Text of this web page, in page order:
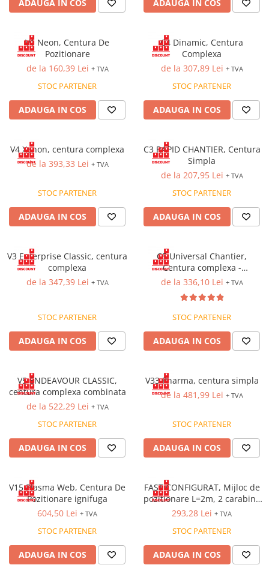
Tricouri si bluze reflectorizante (HI-
Fesuri, capisoane si sepci
reflectorizante (HI-VIS)
Accesorii reflectorizante (HI-VIS)
Îmbrăcăminte ANTICHIMICĂ |
Costume | Combinezoane
Halate | Sorturi Antichimice |
Multirisc
Jachete | Bluze Antichimice |
Pantaloni Antichimici | Multirisc
Îmbrăcăminte IGNIFUGĂ (ANTI-
FLACĂRĂ)
Cagule | Capisoane Ignifuge
Costume | Combinezoane Ignifuge
Pantaloni Ignifugi
Sorturi ignifuge
Saboți de protecție SB
Sandale
Sandale de protecție OB
Sandale de lucru O1
Sandale de protecție SB
Sandale de protecție S1
Sandale de protecție S1P
ADAUGA IN COS ADAUGA IN COS
V1 Neon, Centura De
Pozitionare
de la 160,39 Lei + TVA
STOC PARTENER
ADAUGA IN COS
C4 Dinamic, Centura
Complexa
de la 307,89 Lei + TVA
STOC PARTENER
ADAUGA IN COS
V4 Xenon, centura complexa
de la 393,33 Lei + TVA
STOC PARTENER
ADAUGA IN COS
C3 RAPID CHANTIER, Centura
Simpla
de la 207,95 Lei + TVA
STOC PARTENER
ADAUGA IN COS
V3 Enterprise Classic, centura
complexa
de la 347,39 Lei + TVA
STOC PARTENER
ADAUGA IN COS
C5 Universal Chantier,
Centura complexa -
combinata
de la 336,10 Lei + TVA
STOC PARTENER
ADAUGA IN COS
V5 ENDEAVOUR CLASSIC,
centura complexa combinata
de la 522,29 Lei + TVA
STOC PARTENER
ADAUGA IN COS
V33 Pharma, centura simpla
de la 481,99 Lei + TVA
STOC PARTENER
ADAUGA IN COS
V15 Plasma Web, Centura De
Pozitionare ignifuga
604,50 Lei + TVA
STOC PARTENER
ADAUGA IN COS
FAST CONFIGURAT, Mijloc de
pozitionare L=2m, 2 carabine
INCLUSE 0022+0524
293,28 Lei + TVA
STOC PARTENER
ADAUGA IN COS